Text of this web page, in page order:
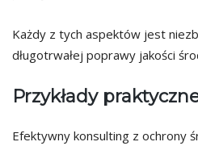
Każdy z tych aspektów jest
długotrwałej poprawy jakości
Przykłady
Efektywny konsulting z ochrony